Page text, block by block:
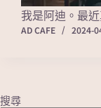
我是阿迪。最
AD CAFE
2024-
搜尋